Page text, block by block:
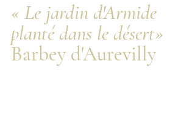
« Le jardin d'Armide
planté dans le désert»
Barbey d'Aurevilly